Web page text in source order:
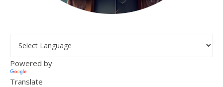
Powered by
Translate